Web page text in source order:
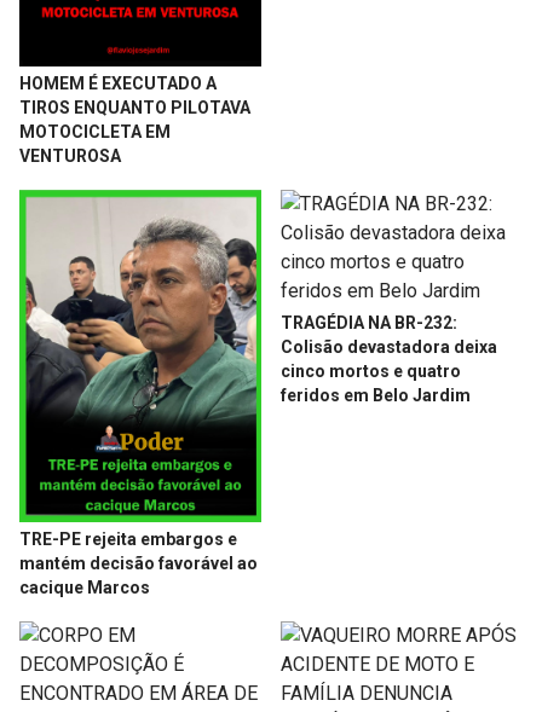
HOMEM É EXECUTADO A
TIROS ENQUANTO PILOTAVA
MOTOCICLETA EM
VENTUROSA
TRE-PE rejeita embargos e
mantém decisão favorável ao
cacique Marcos
TRAGÉDIA NA BR-232:
Colisão devastadora deixa
cinco mortos e quatro
feridos em Belo Jardim